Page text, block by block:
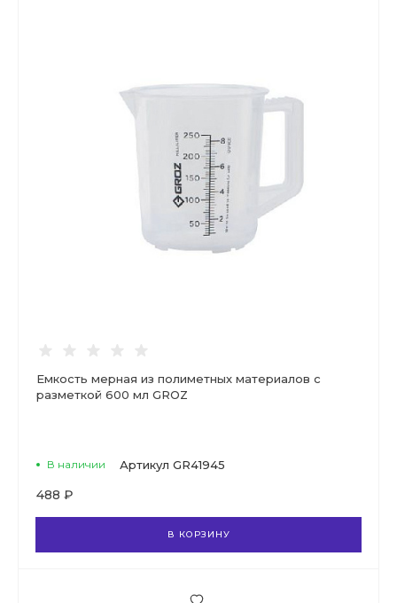
Емкость мерная из полиметных материалов с
разметкой 600 мл GROZ
В наличии Артикул GR41945
488 ₽
В КОРЗИНУ